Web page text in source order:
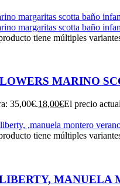
tiene múltiples
MARINO
35,00€.18,00€El precio
tiene múltiples
MANUELA